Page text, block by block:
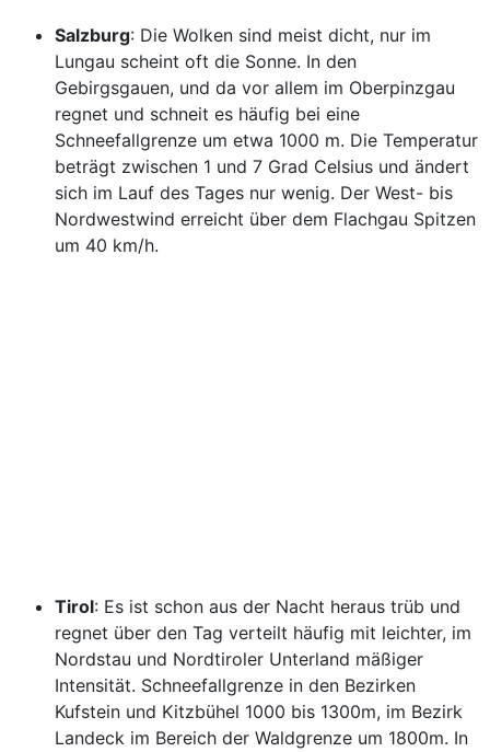
Salzburg: Die Wolken sind meist dicht, nur im
Lungau scheint oft die Sonne. In den
Gebirgsgauen, und da vor allem im Oberpinzgau
regnet und schneit es häufig bei eine
Schneefallgrenze um etwa 1000 m. Die Temperatur
beträgt zwischen 1 und 7 Grad Celsius und ändert
sich im Lauf des Tages nur wenig. Der West- bis
Nordwestwind erreicht über dem Flachgau Spitzen
um 40 km/h.
Tirol: Es ist schon aus der Nacht heraus trüb und
regnet über den Tag verteilt häufig mit leichter, im
Nordstau und Nordtiroler Unterland mäßiger
Intensität. Schneefallgrenze in den Bezirken
Kufstein und Kitzbühel 1000 bis 1300m, im Bezirk
Landeck im Bereich der Waldgrenze um 1800m. In